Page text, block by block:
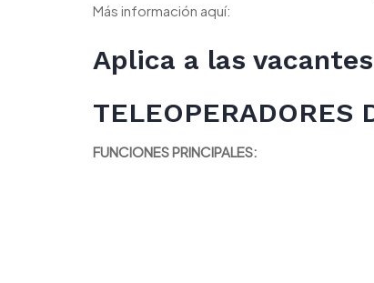
Más información aquí:
Aplica a las
TELEOPERADORES
FUNCIONES PRINCIPALES: